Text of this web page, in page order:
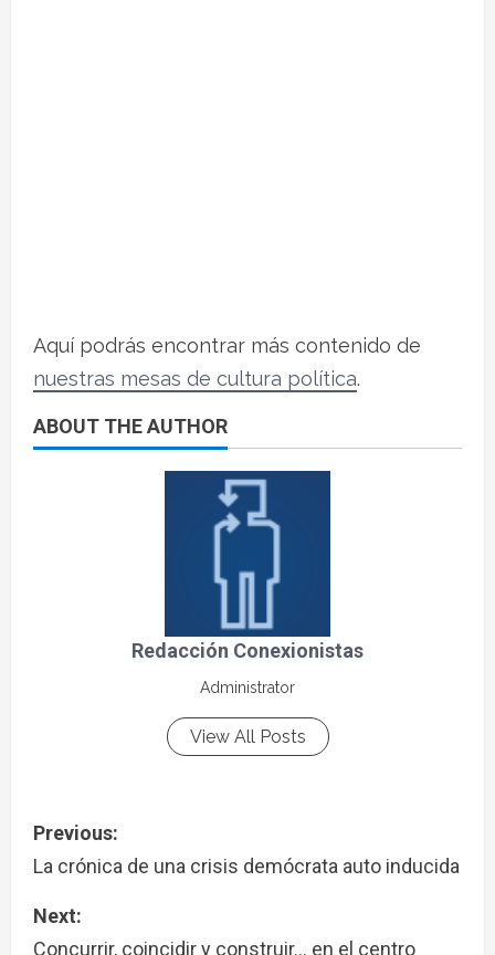
Aquí podrás encontrar más contenido de
nuestras mesas de cultura política.
ABOUT THE AUTHOR
Redacción Conexionistas
Administrator
View All Posts
Previous:
La crónica de una crisis demócrata auto inducida
Next:
Concurrir, coincidir y construir… en el centro